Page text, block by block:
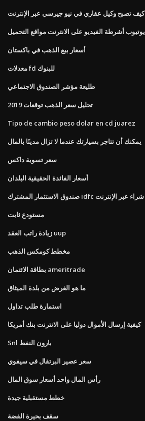
كيف تصبح وكيل عقاري في نيو جيرسي عبر الإنترنت
يوتيوب أشرطة الفيديو على الانترنت مواقع التحميل
أسعار بيع الذهب في باكستان
معدلات fd للبنوك
طليعة مؤشر الصندوق الاجتماعي
تحليل سعر الذهب توقعات 2019
Tipo de cambio peso dolar en cd juarez
يمكنك أن تتاجر بسيارتك عندما لا تزال مدينًا بالمال
سعر تسوية داكس
أسعار الفائدة الحقيقية البلدان
صندوق الاستثمار المشترك idfc شراء عبر الإنترنت
مستودع ثابت
زيادة راتب العقد uup
مخطط كومكس الذهب
بطاقة الائتمان ameritrade
ما هو الغرض من بلدة الميثاق
استمارة طلب تداول
كيفية إرسال الأموال دوليا على الانترنت بنك أمريكا
Snl بارون النفط
سعر عصير البرتقال في سيفوي
رأس المال واحد أسعار سوق المال
خطط مستقبلية جيدة
سقف بحيرة الفضة